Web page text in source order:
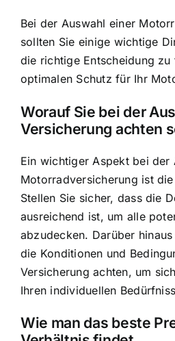
Bei der Auswahl einer
sollten Sie einige wichtige
die richtige Entscheidung zu
optimalen Schutz für Ihr
Worauf Sie bei der
Versicherung achten
Ein wichtiger Aspekt bei der
Motorradversicherung ist
Stellen Sie sicher, dass die
ausreichend ist, um alle
abzudecken. Darüber
die Konditionen und
Versicherung achten, um
Ihren individuellen
Wie man das beste